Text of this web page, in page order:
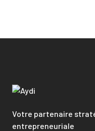
Votre partenaire
entrepreneuriale